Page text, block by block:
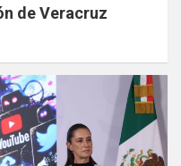
de Veracruz